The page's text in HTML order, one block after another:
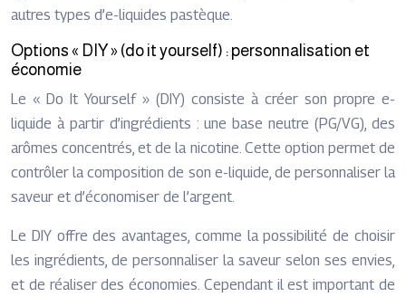
autres types d’e-liquides pastèque.
Options « DIY » (do it yourself) : personnalisation et
économie
Le « Do It Yourself » (DIY) consiste à créer son propre e-
liquide à partir d’ingrédients : une base neutre (PG/VG), des
arômes concentrés, et de la nicotine. Cette option permet de
contrôler la composition de son e-liquide, de personnaliser la
saveur et d’économiser de l’argent.
Le DIY offre des avantages, comme la possibilité de choisir
les ingrédients, de personnaliser la saveur selon ses envies,
et de réaliser des économies. Cependant il est important de